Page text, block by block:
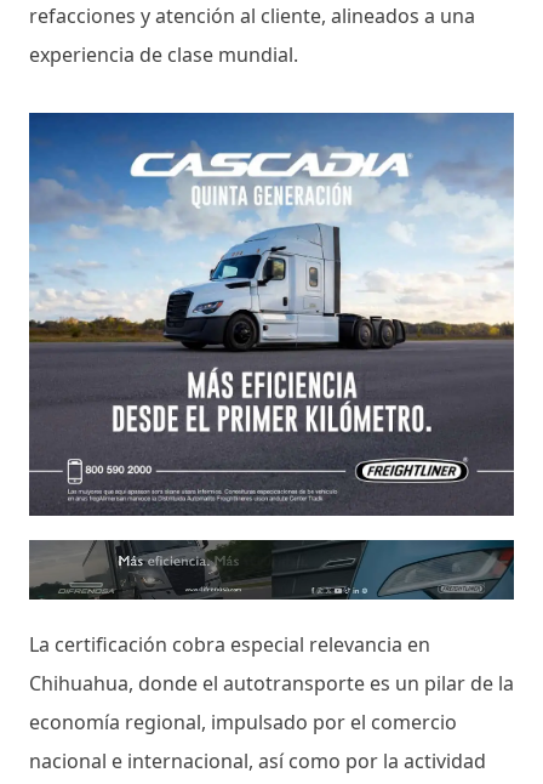
refacciones y atención al cliente, alineados a una
experiencia de clase mundial.
La certificación cobra especial relevancia en
Chihuahua, donde el autotransporte es un pilar de la
economía regional, impulsado por el comercio
nacional e internacional, así como por la actividad